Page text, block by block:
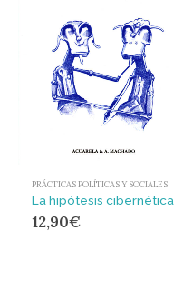
PRÁCTICAS POLÍTICAS Y SOCIALES
La hipótesis cibernética
12,90€